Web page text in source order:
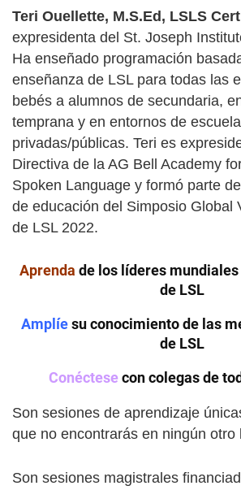
Teri Ouellette, M.S.Ed, LSLS Cert
expresidenta del St. Joseph
Ha enseñado programación
enseñanza de LSL para todas las
bebés a alumnos de secundaria,
temprana y en entornos de
privadas/públicas. Teri es
Directiva de la AG Bell Academy
Spoken Language y formó parte
de educación del Simposio Global
de LSL 2022.
Aprenda de los líderes
de LSL
Amplíesu conocimiento de las
de LSL
Conéctesecon colegas de
Son sesiones de aprendizaje
que no encontrarás en ningún otro
Son sesiones magistrales